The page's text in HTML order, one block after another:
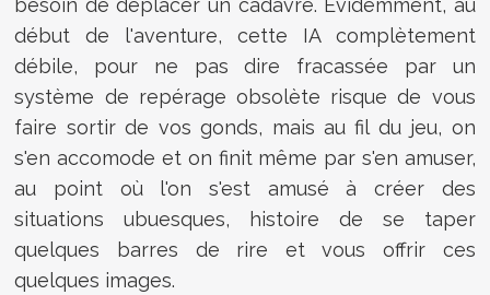
besoin de déplacer un cadavre. Evidemment, au
début de l'aventure, cette IA complètement
débile, pour ne pas dire fracassée par un
système de repérage obsolète risque de vous
faire sortir de vos gonds, mais au fil du jeu, on
s'en accomode et on finit même par s'en amuser,
au point où l'on s'est amusé à créer des
situations ubuesques, histoire de se taper
quelques barres de rire et vous offrir ces
quelques images.